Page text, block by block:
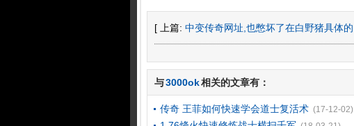
[ 上篇: 中变传奇网址,也憋坏了在白野猪具体的
与3000ok相关的文章有：
传奇 王菲如何快速学会道士复活术 (17-12-02)